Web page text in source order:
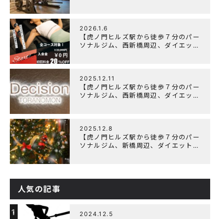
2026.1.6
【虎ノ門ヒルズ駅から徒歩７分のパー
ソナルジム、西新橋周辺、ダイエット
2025.12.11
【虎ノ門ヒルズ駅から徒歩７分のパー
ソナルジム、西新橋周辺、ダイエット
2025.12.8
【虎ノ門ヒルズ駅から徒歩７分のパー
ソナルジム、新橋周辺、ダイエットに
人気の記事
1 2024.12.5